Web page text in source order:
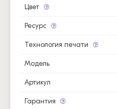
Цвет
Ресурс
Технология печати
Модель
Артикул
Гарантия